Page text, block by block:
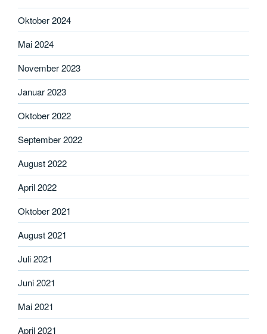
Oktober 2024
Mai 2024
November 2023
Januar 2023
Oktober 2022
September 2022
August 2022
April 2022
Oktober 2021
August 2021
Juli 2021
Juni 2021
Mai 2021
April 2021